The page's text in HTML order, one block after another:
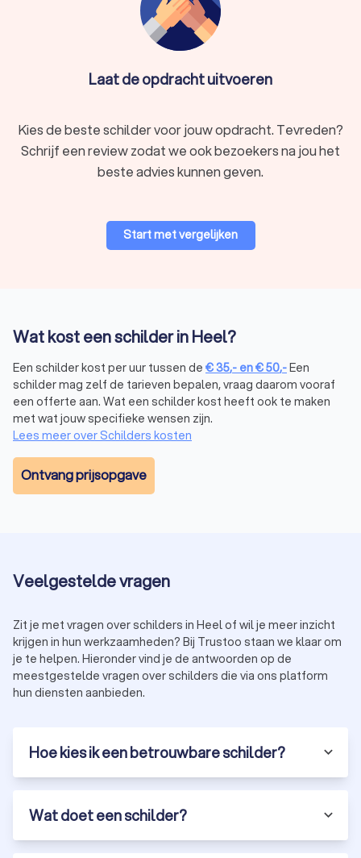
Laat de opdracht uitvoeren
Kies de beste schilder voor jouw opdracht. Tevreden?
Schrijf een review zodat we ook bezoekers na jou het
beste advies kunnen geven.
Start met vergelijken
Wat kost een schilder in Heel?
Een schilder kost per uur tussen de €35,- en€50,-Een
schilder mag zelf de tarieven bepalen, vraag daarom vooraf
een offerte aan. Wat een schilder kost heeft ook te maken
met wat jouw specifieke wensen zijn.
Lees meer over Schilders kosten
Ontvang prijsopgave
Veelgestelde vragen
Zit je met vragen over schilders in Heel of wil je meer inzicht
krijgen in hun werkzaamheden? Bij Trustoo staan we klaar om
je te helpen. Hieronder vind je de antwoorden op de
meestgestelde vragen over schilders die via ons platform
hun diensten aanbieden.
Hoe kies ik een betrouwbare schilder?
Wat doet een schilder?